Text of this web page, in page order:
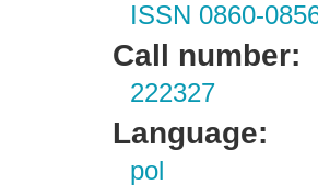
ISSN 0860-
Call number:
222327
Language:
pol